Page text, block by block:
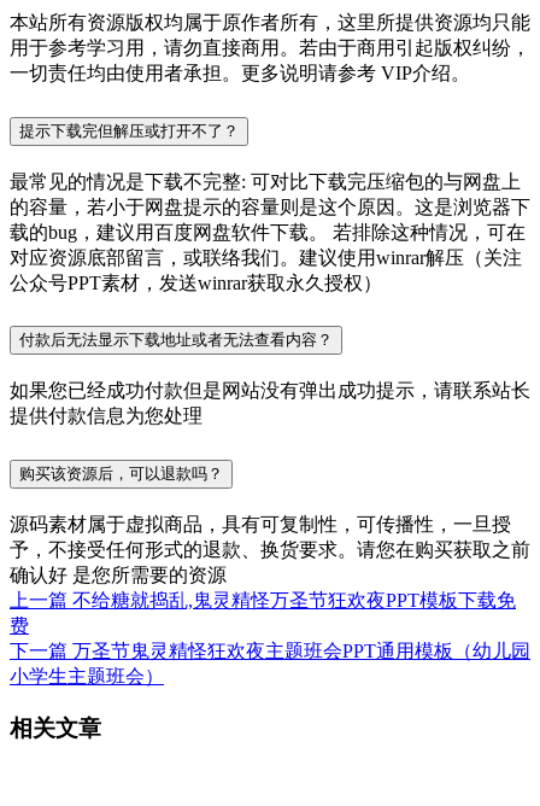
本站所有资源版权均属于原作者所有，这里所提供资源均只能
用于参考学习用，请勿直接商用。若由于商用引起版权纠纷，
一切责任均由使用者承担。更多说明请参考 VIP介绍。
提示下载完但解压或打开不了？
最常见的情况是下载不完整: 可对比下载完压缩包的与网盘上
的容量，若小于网盘提示的容量则是这个原因。这是浏览器下
载的bug，建议用百度网盘软件下载。 若排除这种情况，可在
对应资源底部留言，或联络我们。建议使用winrar解压（关注
公众号PPT素材，发送winrar获取永久授权）
付款后无法显示下载地址或者无法查看内容？
如果您已经成功付款但是网站没有弹出成功提示，请联系站长
提供付款信息为您处理
购买该资源后，可以退款吗？
源码素材属于虚拟商品，具有可复制性，可传播性，一旦授
予，不接受任何形式的退款、换货要求。请您在购买获取之前
确认好 是您所需要的资源
上一篇 不给糖就捣乱,鬼灵精怪万圣节狂欢夜PPT模板下载免
费
下一篇 万圣节鬼灵精怪狂欢夜主题班会PPT通用模板（幼儿园
小学生主题班会）
相关文章